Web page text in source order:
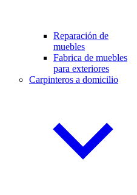
Reparación de
muebles
Fabrica de muebles
para exteriores
Carpinteros a domicilio